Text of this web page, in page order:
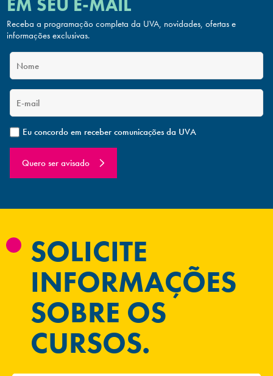
EM SEU E-MAIL
Receba a programação completa da UVA, novidades, ofertas e
informações exclusivas.
Eu concordo em receber comunicações da UVA
Quero ser avisado
SOLICITE
INFORMAÇÕES
SOBRE OS
CURSOS.